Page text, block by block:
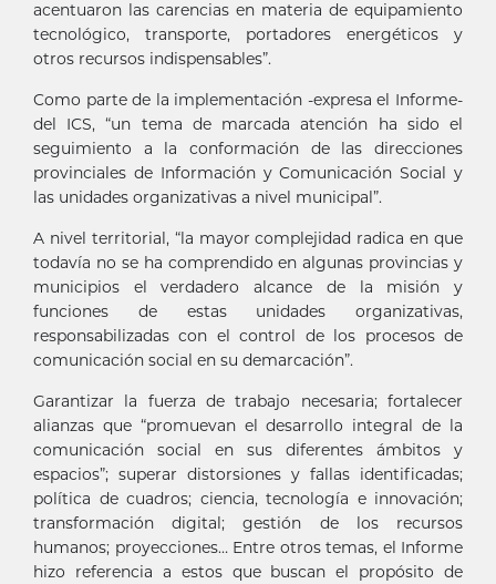
acentuaron las carencias en materia de equipamiento
tecnológico, transporte, portadores energéticos y
otros recursos indispensables”.
Como parte de la implementación -expresa el Informe-
del ICS, “un tema de marcada atención ha sido el
seguimiento a la conformación de las direcciones
provinciales de Información y Comunicación Social y
las unidades organizativas a nivel municipal”.
A nivel territorial, “la mayor complejidad radica en que
todavía no se ha comprendido en algunas provincias y
municipios el verdadero alcance de la misión y
funciones de estas unidades organizativas,
responsabilizadas con el control de los procesos de
comunicación social en su demarcación”.
Garantizar la fuerza de trabajo necesaria; fortalecer
alianzas que “promuevan el desarrollo integral de la
comunicación social en sus diferentes ámbitos y
espacios”; superar distorsiones y fallas identificadas;
política de cuadros; ciencia, tecnología e innovación;
transformación digital; gestión de los recursos
humanos; proyecciones… Entre otros temas, el Informe
hizo referencia a estos que buscan el propósito de